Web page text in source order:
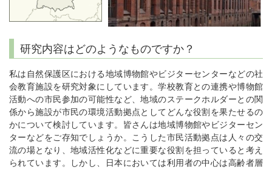
研究内容はどのようなものですか？
私は自然保護区における地域博物館やビジターセンターなどの社
会教育施設を研究対象にしています。学校教育との連携や博物館
活動への市民参加の可能性など、地域のステークホルダーとの関
係から施設が市民の環境活動拠点としてどんな役割を果たせるの
かについて検討しています。皆さんは地域博物館やビジターセン
ターなどをご存知でしょうか。こうした市民活動拠点は人々の交
流の場となり、地域活性化などに重要な役割を担っていると考え
られています。しかし、日本においては利用者の中心は高齢者層